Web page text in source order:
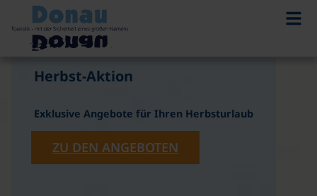
Herbst-Aktion
Exklusive Angebote für Ihren Herbsturlaub
ZU DEN ANGEBOTEN